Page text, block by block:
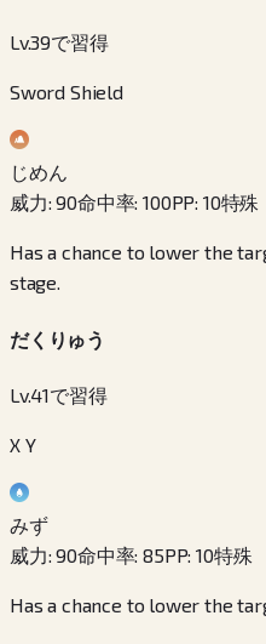
Lv.39で習得
Sword Shield
じめん
威力:90命中率:100PP: 10特殊
Has a chance to lower the
stage.
だくりゅう
Lv.41で習得
X Y
みず
威力:90命中率:85PP:10特殊
Has a chance to lower the